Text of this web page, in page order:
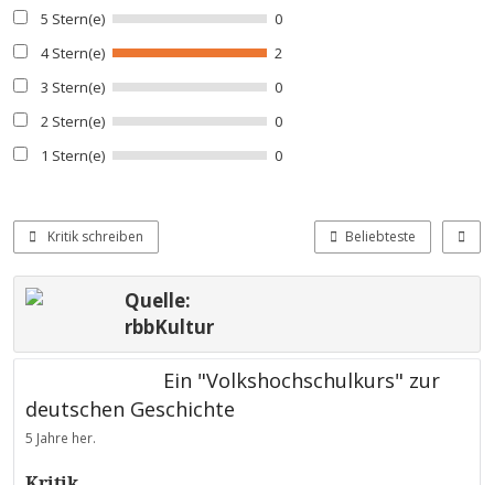
5 Stern(e)
0
4 Stern(e)
2
3 Stern(e)
0
2 Stern(e)
0
1 Stern(e)
0
Kritik schreiben Beliebteste
Quelle:
rbbKultur
Ein "Volkshochschulkurs" zur
deutschen Geschichte
5 Jahre her.